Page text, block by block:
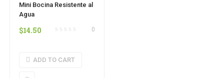
Mini Bocina Resistente al
Agua
0
$14.50
ADD TO CART